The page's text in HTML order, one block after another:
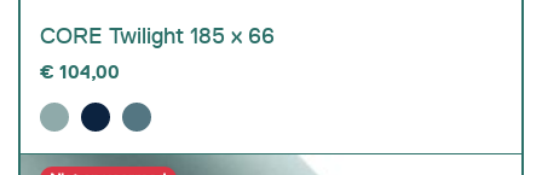
CORE Twilight 185 x 66
€ 104,00